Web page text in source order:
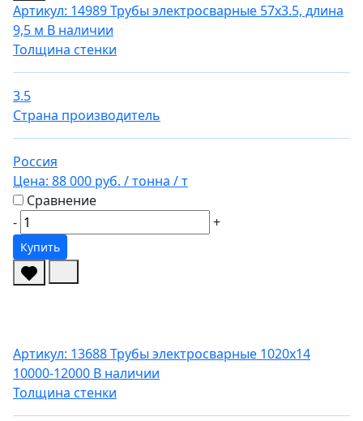
Артикул: 14989Трубы электросварные 57х3.5, длина
9,5 м В наличии
Толщина стенки
3.5
Страна производитель
Россия
Цена: 88 000 руб. / тонна / т
Сравнение
-
+
Купить
Артикул: 13688Трубы электросварные 1020х14
10000-12000 В наличии
Толщина стенки